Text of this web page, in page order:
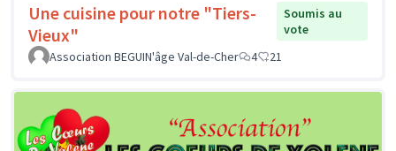
Une cuisine pour notre "Tiers-
Vieux"
Soumis au
vote
Association BEGUIN'âge Val-de-Cher
4 21